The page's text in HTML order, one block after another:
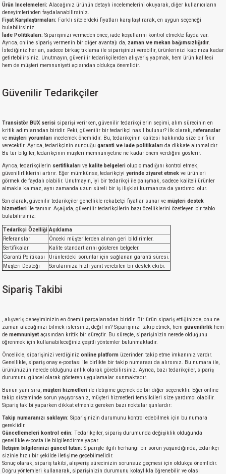
Ürün İncelemeleri: Alacağınız ürünün detaylı incelemelerini okuyarak, diğer kullanıcıların
deneyimlerinden faydalanabilirsiniz.
Fiyat Karşılaştırmaları: Farklı sitelerdeki fiyatları karşılaştırarak, en uygun seçeneği
bulabilirsiniz.
İade Politikaları: Siparişinizi vermeden önce, iade koşullarını kontrol etmekte fayda var.
Ayrıca, online sipariş vermenin bir diğer avantajı da, zaman ve mekan bağımsızlığıdır.
İstediğiniz her an, sadece birkaç tıklama ile siparişinizi verebilir, ürünlerinizi kapınıza kadar
getirtebilirsiniz. Unutmayın, güvenilir tedarikçilerden alışveriş yapmak, hem ürün kalitesi
hem de müşteri memnuniyeti açısından oldukça önemlidir.
Güvenilir Tedarikçiler
Transistör BUX serisi siparişi verirken, güvenilir tedarikçilerin seçimi, alım sürecinin en
kritik adımlarından biridir. Peki, güvenilir bir tedarikçi nasıl bulunur? İlk olarak, referanslar
ve müşteri yorumları incelemek önemlidir. Bu, tedarikçinin kalitesi hakkında size bir fikir
verecektir. Ayrıca, tedarikçinin sunduğu garanti ve iade politikaları da dikkate alınmalıdır.
Bu tür bilgiler, tedarikçinin müşteri memnuniyetine ne kadar önem verdiğini gösterir.
Ayrıca, tedarikçilerin sertifikaları ve kalite belgeleri olup olmadığını kontrol etmek,
güvenilirliklerini artırır. Eğer mümkünse, tedarikçiyi yerinde ziyaret etmek ve ürünleri
görmek de faydalı olabilir. Unutmayın, iyi bir tedarikçi ile çalışmak, sadece kaliteli ürünler
almakla kalmaz, aynı zamanda uzun süreli bir iş ilişkisi kurmanıza da yardımcı olur.
Son olarak, güvenilir tedarikçiler genellikle rekabetçi fiyatlar sunar ve müşteri destek
hizmetleri ile tanınır. Aşağıda, güvenilir tedarikçilerin bazı özelliklerini özetleyen bir tablo
bulabilirsiniz:
Tedarikçi Özelliği Açıklama
Referanslar
Önceki müşterilerden alınan geri bildirimler.
Sertifikalar
Kalite standartlarını gösteren belgeler.
Garanti Politikası
Ürünlerdeki sorunlar için sağlanan garanti süresi.
Müşteri Desteği
Sorularınıza hızlı yanıt verebilen bir destek ekibi.
Sipariş Takibi
, alışveriş deneyiminizin en önemli parçalarından biridir. Bir ürün sipariş ettiğinizde, onu ne
zaman alacağınızı bilmek istersiniz, değil mi? Siparişinizi takip etmek, hem güvenilirlik hem
de memnuniyet açısından kritik bir süreçtir. Bu süreçte, siparişinizin nerede olduğunu
öğrenmek için kullanabileceğiniz çeşitli yöntemler bulunmaktadır.
Öncelikle, siparişinizi verdiğiniz online platform üzerinden takip etme imkanınız vardır.
Genellikle, sipariş onay e-postası ile birlikte bir takip numarası da alırsınız. Bu numara ile,
ürününüzün nerede olduğunu anlık olarak görebilirsiniz. Ayrıca, bazı tedarikçiler, sipariş
durumunu güncel olarak gösteren uygulamalar sunmaktadır.
Bunun yanı sıra, müşteri hizmetleri ile iletişime geçmek de bir diğer seçenektir. Eğer online
takip sisteminde sorun yaşıyorsanız, müşteri hizmetleri temsilcileri size yardımcı olabilir.
Sipariş takibi yaparken dikkat etmeniz gereken bazı noktalar şunlardır:
Takip numaranızı saklayın: Siparişinizin durumunu kontrol edebilmek için bu numara
gereklidir.
Güncellemeleri kontrol edin: Tedarikçiler, sipariş durumunda değişiklik olduğunda
genellikle e-posta ile bilgilendirme yapar.
İletişim bilgilerinizi güncel tutun: Siparişle ilgili herhangi bir sorun yaşandığında, tedarikçi
sizinle hızlı bir şekilde iletişime geçebilmelidir.
Sonuç olarak, sipariş takibi, alışveriş sürecinizin sorunsuz geçmesi için oldukça önemlidir.
Doğru yöntemleri kullanarak, siparişinizin durumunu kolaylıkla öğrenebilir ve olası